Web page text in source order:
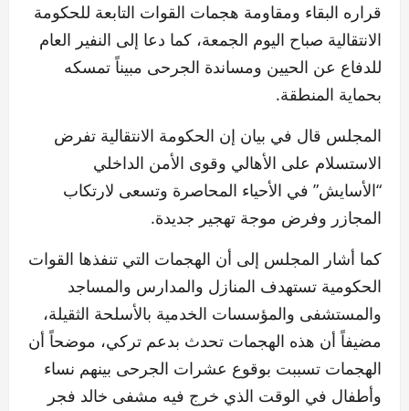
قراره البقاء ومقاومة هجمات القوات التابعة للحكومة
الانتقالية صباح اليوم الجمعة، كما دعا إلى النفير العام
للدفاع عن الحيين ومساندة الجرحى مبيناً تمسكه
بحماية المنطقة.
المجلس قال في بيان إن الحكومة الانتقالية تفرض
الاستسلام على الأهالي وقوى الأمن الداخلي
“الأسايش” في الأحياء المحاصرة وتسعى لارتكاب
المجازر وفرض موجة تهجير جديدة.
كما أشار المجلس إلى أن الهجمات التي تنفذها القوات
الحكومية تستهدف المنازل والمدارس والمساجد
والمستشفى والمؤسسات الخدمية بالأسلحة الثقيلة،
مضيفاً أن هذه الهجمات تحدث بدعم تركي، موضحاً أن
الهجمات تسببت بوقوع عشرات الجرحى بينهم نساء
وأطفال في الوقت الذي خرج فيه مشفى خالد فجر